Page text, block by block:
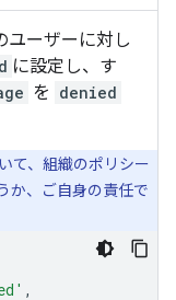
ユーザーに対し
に設定し、す
を denied
て、組織のポリシー
か、ご自身の責任で
,